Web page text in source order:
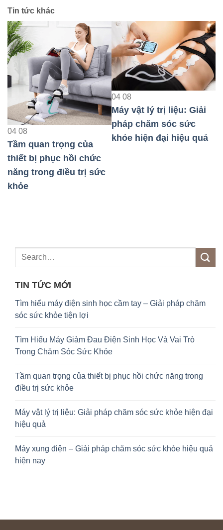
Tin tức khác
của
chức
trị sức
04 08
Máy vật lý trị liệu: Giải
pháp chăm sóc sức
khỏe hiện đại hiệu quả
04 08
Máy xung điện –
pháp chăm sóc
TIN TỨC MỚI
Tìm hiểu máy điện sinh học cầm tay – Giải pháp chăm
sóc sức khỏe tiện lợi
Tìm Hiểu Máy Giảm Đau Điện Sinh Học Và Vai Trò
Trong Chăm Sóc Sức Khỏe
Tầm quan trọng của thiết bị phục hồi chức năng trong
điều trị sức khỏe
Máy vật lý trị liệu: Giải pháp chăm sóc sức khỏe hiện đại
hiệu quả
Máy xung điện – Giải pháp chăm sóc sức khỏe hiệu quả
hiện nay